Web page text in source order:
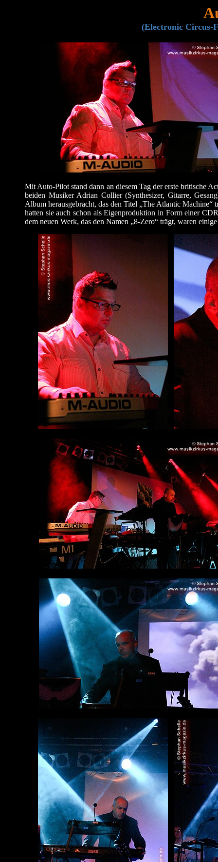
(Electronic Circus-
Mit Auto-Pilot stand dann an diesem Tag der erste britische
beiden Musiker Adrian Collier (Synthesizer, Gitarre,
Album herausgebracht, das den Titel „The Atlantic
hatten sie auch schon als Eigenproduktion in Form einer
dem neuen Werk, das den Namen „8-Zero“ trägt, waren